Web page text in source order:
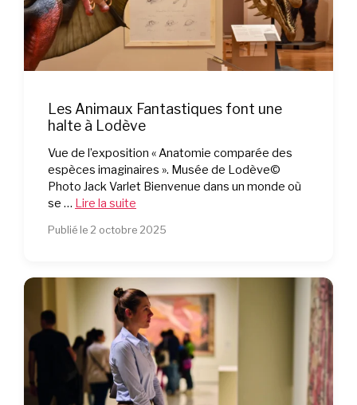
Les Animaux Fantastiques font une
halte à Lodève
Vue de l’exposition « Anatomie comparée des
espèces imaginaires ». Musée de Lodève©
Photo Jack Varlet Bienvenue dans un monde où
se … Lire la suite
Publié le 2 octobre 2025